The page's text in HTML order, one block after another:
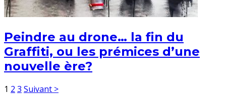
Peindre au drone… la fin du
Graffiti, ou les prémices d’une
nouvelle ère?
1 2 3 Suivant >